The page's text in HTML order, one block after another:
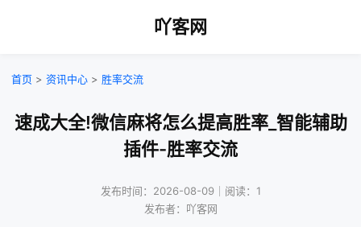
吖客网
首页 > 资讯中心 > 胜率交流
速成大全!微信麻将怎么提高胜率_智能辅助
插件-胜率交流
发布时间：2026-08-09｜阅读：1
发布者：吖客网